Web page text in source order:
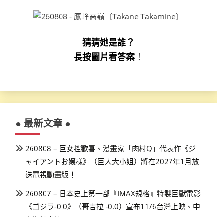
猜猜她是誰？
長按圖片看答案！
● 最新文章 ●
260808 – 巨女控歡喜、漫畫家「肉村Q」代表作《ジ
ャイアントお嬢様》（巨人大小姐）將在2027年1月放
送電視動畫版！
260807 – 日本史上第一部『IMAX規格』特製巨獸電影
《ゴジラ-0.0》（哥吉拉 -0.0）宣布11/6台灣上映、中